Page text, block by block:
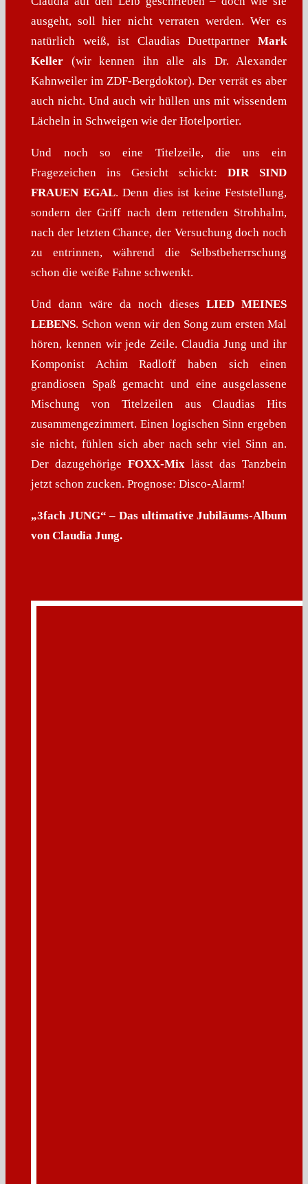
ausgeht, soll hier nicht verraten werden. Wer es
natürlich weiß, ist Claudias DuettpartnerMark
Keller (wir kennen ihn alle als Dr. Alexander
Kahnweiler im ZDF-Bergdoktor). Der verrät es aber
auch nicht. Und auch wir hüllen uns mit wissendem
Lächeln in Schweigen wie der Hotelportier.
Und noch so eine Titelzeile, die uns ein
Fragezeichen ins Gesicht schickt:DIR SIND
FRAUEN EGAL. Denn dies ist keine Feststellung,
sondern der Griff nach dem rettenden Strohhalm,
nach der letzten Chance, der Versuchung doch noch
zu entrinnen, während die Selbstbeherrschung
schon die weiße Fahne schwenkt.
Und dann wäre da noch diesesLIED MEINES
LEBENS. Schon wenn wir den Song zum ersten Mal
hören, kennen wir jede Zeile. Claudia Jung und ihr
Komponist Achim Radloff haben sich einen
grandiosen Spaß gemacht und eine ausgelassene
Mischung von Titelzeilen aus Claudias Hits
zusammengezimmert. Einen logischen Sinn ergeben
sie nicht, fühlen sich aber nach sehr viel Sinn an.
Der dazugehörigeFOXX-Mix lässt das Tanzbein
jetzt schon zucken. Prognose: Disco-Alarm!
„3fach JUNG“ – Das ultimative Jubiläums-Album
von Claudia Jung.